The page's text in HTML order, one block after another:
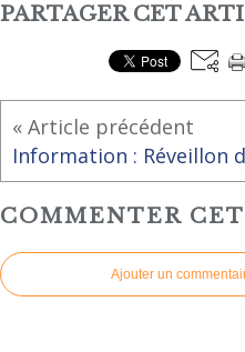
PARTAGER CET
« Article précédent
COMMENTER
Ajouter un